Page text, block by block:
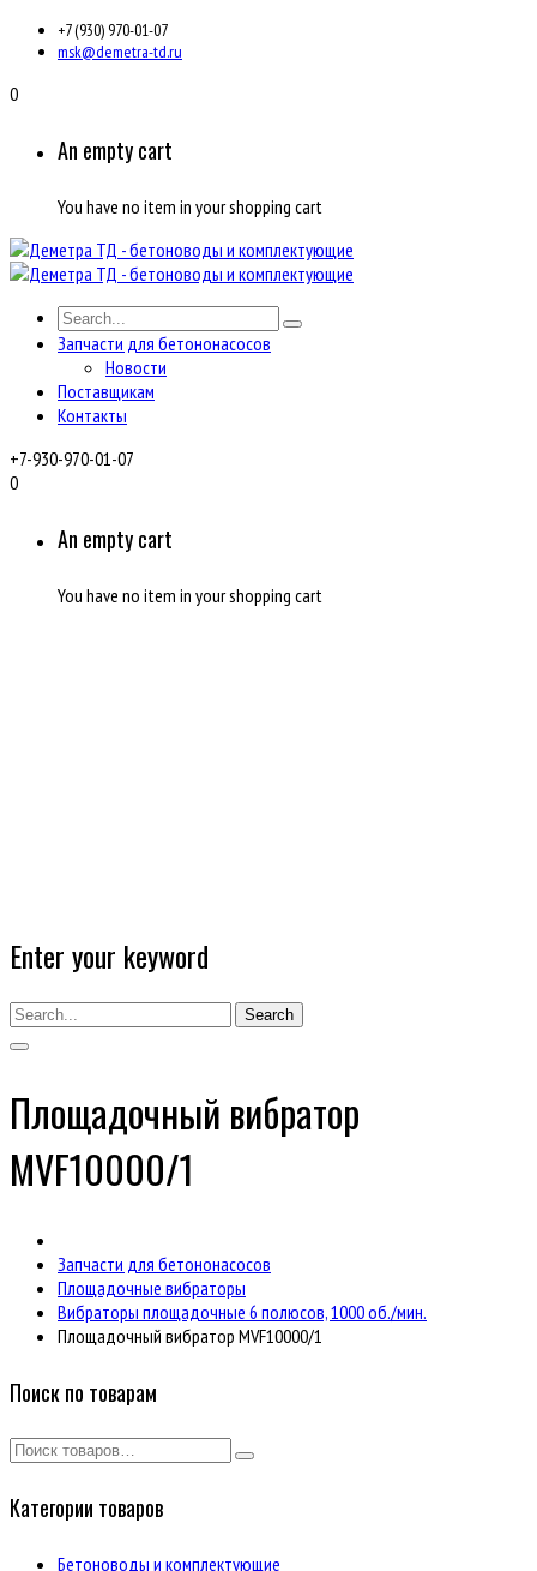
+7 (930) 970-01-07
msk@demetra-td.ru
0
An empty cart
You have no item in your shopping cart
Запчасти для бетононасосов
Новости
Поставщикам
Контакты
+7-930-970-01-07
0
An empty cart
You have no item in your shopping cart
Enter your keyword
Search
Площадочный вибратор
MVF10000/1
Запчасти для бетононасосов
Площадочные вибраторы
Вибраторы площадочные 6 полюсов, 1000 об./мин.
Площадочный вибратор MVF10000/1
Поиск по товарам
Категории товаров
Бетоноводы и комплектующие